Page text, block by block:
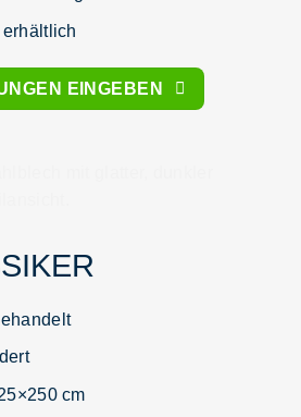
EINGEBEN
cm